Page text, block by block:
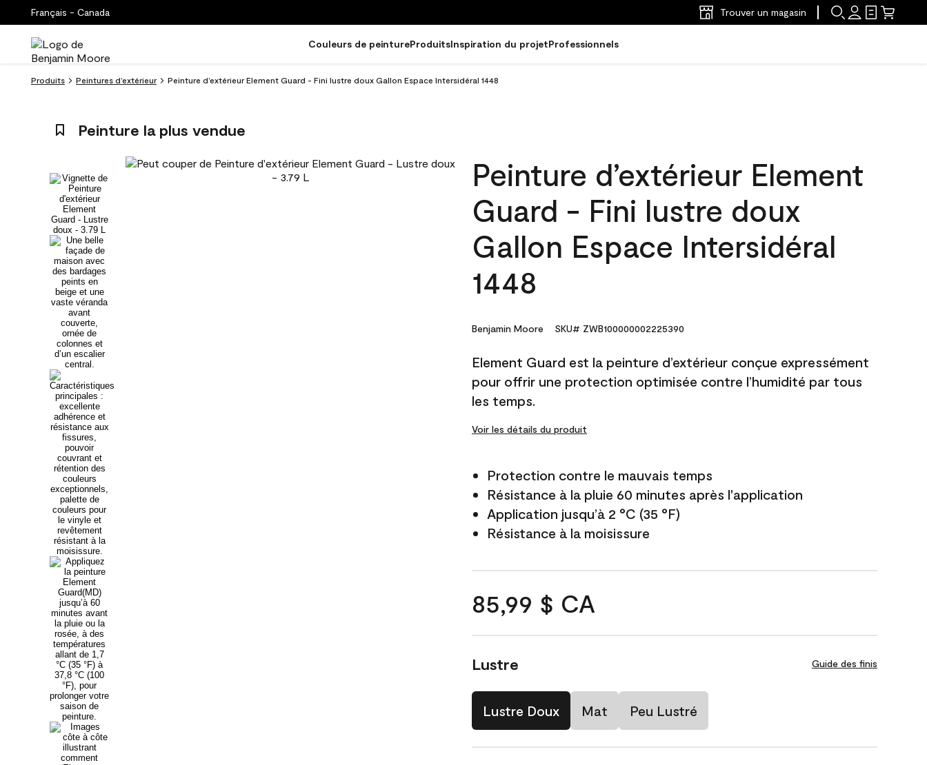
Français - Canada Trouver un magasin
Couleurs de peintureProduitsInspiration du projetProfessionnels
Produits Peintures d’extérieur Peinture d’extérieur Element Guard - Fini lustre doux Gallon Espace Intersidéral 1448
Peinture la plus vendue
Peinture d’extérieur Element
Guard - Fini lustre doux
Gallon Espace Intersidéral
1448
Benjamin Moore SKU# ZWB100000002225390
Element Guard est la peinture d’extérieur conçue expressément
pour offrir une protection optimisée contre l’humidité par tous
les temps.
Voir les détails du produit
Protection contre le mauvais temps
Résistance à la pluie 60 minutes après l'application
Application jusqu’à 2 °C (35 °F)
Résistance à la moisissure
85,99 $ CA
Lustre Guide des finis
Lustre Doux Mat Peu Lustré